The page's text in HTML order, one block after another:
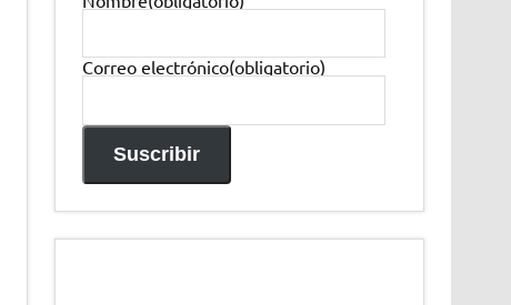
Correo electrónico(obligatorio)
Suscribir